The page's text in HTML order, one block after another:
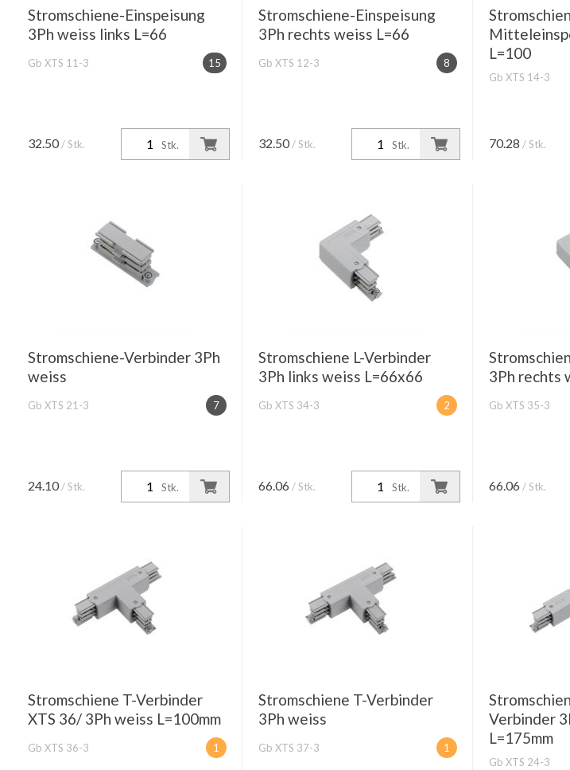
Stromschiene-Einspeisung
3Ph weiss links L=66
15
Gb XTS 11-3
Stk.
32.50 / Stk.
Stromschiene-Einspeisung
3Ph rechts weiss L=66
8
Gb XTS 12-3
Stk.
32.50 / Stk.
L=100
Gb XTS 14-3
70.28 / Stk.
Stromschiene-Verbinder 3Ph
weiss
7
Gb XTS 21-3
Stk.
24.10 / Stk.
Stromschiene L-Verbinder
3Ph links weiss L=66x66
2
Gb XTS 34-3
Stk.
66.06 / Stk.
3Ph rechts
Gb XTS 35-3
66.06 / Stk.
Stromschiene T-Verbinder
XTS 36/ 3Ph weiss L=100mm
1
Gb XTS 36-3
Stromschiene T-Verbinder
3Ph weiss
1
Gb XTS 37-3
Verbinder
L=175mm
Gb XTS 24-3